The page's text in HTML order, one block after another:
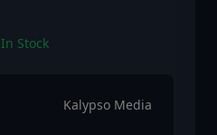
In Stock
Kalypso Media